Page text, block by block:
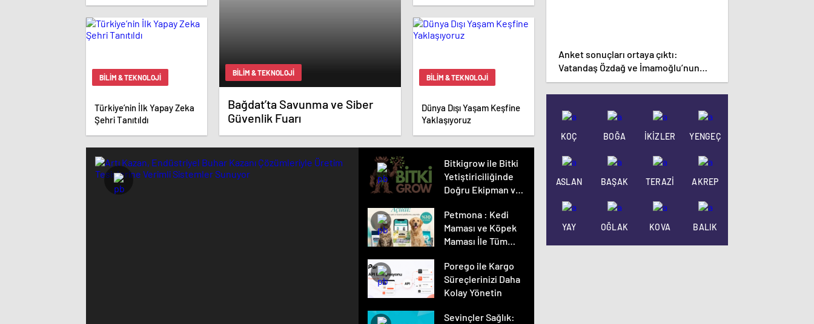
BILIM & TEKNOLOJI
Türkiye’nin İlk Yapay Zeka
Şehri Tanıtıldı
BILIM & TEKNOLOJI
Bağdat’ta Savunma ve Siber
Güvenlik Fuarı
BILIM & TEKNOLOJI
Dünya Dışı Yaşam Keşfine
Yaklaşıyoruz
Bitkigrow ile Bitki
Yetiştiriciliğinde
Doğru Ekipman ve
Petmona : Kedi
Maması ve Köpek
Maması İle Tüm
Ürünleri
Porego ile Kargo
Süreçlerinizi Daha
Kolay Yönetin
Sevinçler Sağlık:
Anket sonuçları ortaya çıktı:
Vatandaş Özdağ ve İmamoğlu’nun
tutuklanmasını yanlış buluyor
KOÇ BOĞA İKİZLER YENGEÇ
ASLAN BAŞAK TERAZİ AKREP
YAY OĞLAK KOVA BALIK